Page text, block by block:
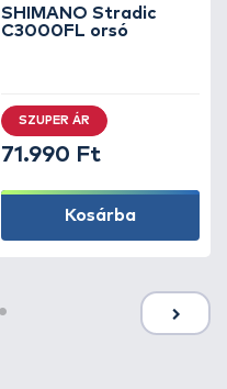
SHIMANO Stradic
C3000FL orsó
SZUPER ÁR
71.990 Ft
Kosárba